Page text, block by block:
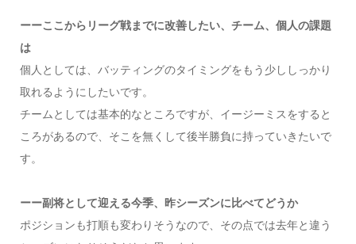
ーーここからリーグ戦までに改善したい、チーム、個人の課題
は
個人としては、バッティングのタイミングをもう少ししっかり
取れるようにしたいです。
チームとしては基本的なところですが、イージーミスをすると
ころがあるので、そこを無くして後半勝負に持っていきたいで
す。
ーー副将として迎える今季、昨シーズンに比べてどうか
ポジションも打順も変わりそうなので、その点では去年と違う